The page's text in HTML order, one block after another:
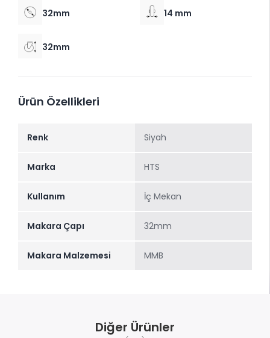
32mm 14 mm
32mm
Ürün Özellikleri
Renk Siyah
Marka HTS
Kullanım İç Mekan
Makara Çapı 32mm
Makara Malzemesi MMB
Diğer Ürünler